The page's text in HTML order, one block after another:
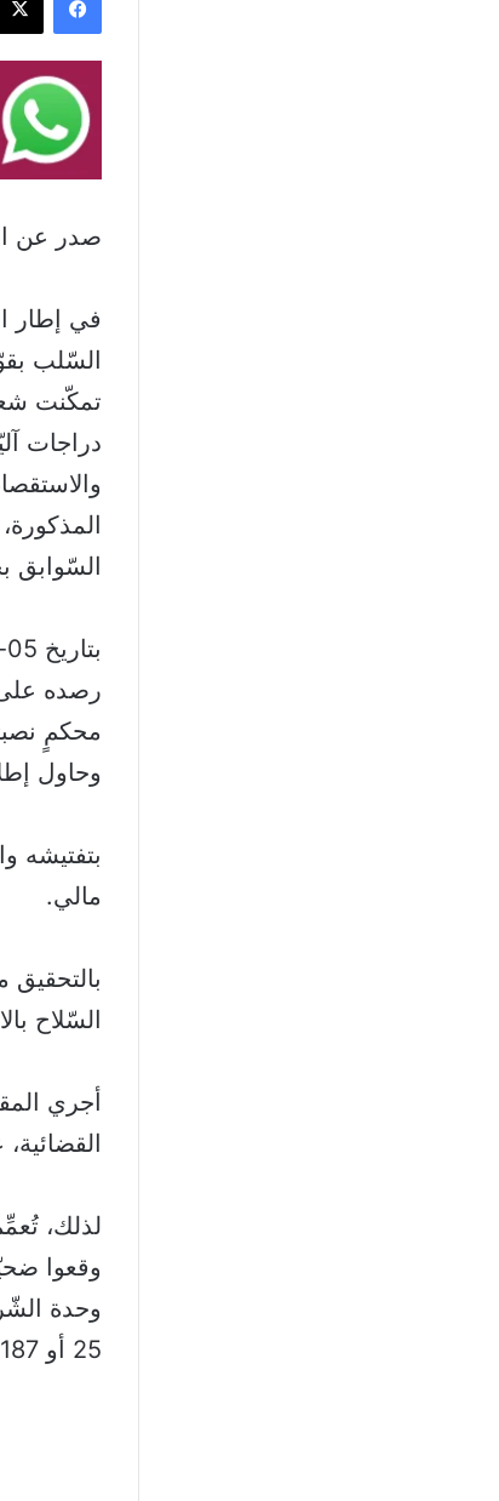
صدر عن
في إطار
السّلب
تمكّنت
دراجات
السّوابق
رصده
محكمٍ
وحاول
مالي.
السّلاح
أجري
لذلك،
وقعوا
25 أو 300187-25، تمهيداً لاتخاذ الإجراءات القانونية اللازمة.